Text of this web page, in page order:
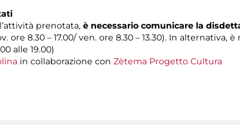
prenotata, è necessario comunicare la
ore 8.30 – 17.00/ ven. ore 8.30 – 13.30). In alternativa,
alle 19.00)
in collaborazione con Zètema Progetto Cultura